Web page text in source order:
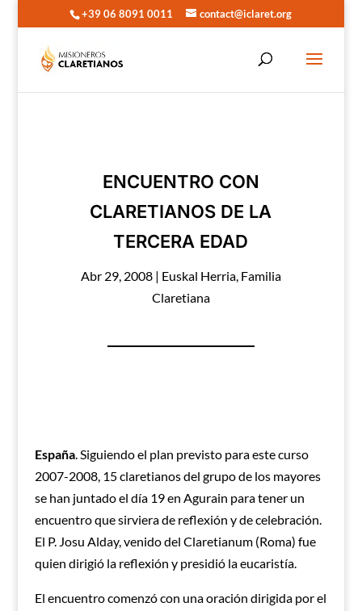
+39 06 8091 0011 contact@iclaret.org
ENCUENTRO CON
CLARETIANOS DE LA
TERCERA EDAD
Abr 29, 2008| Euskal Herria, Familia
Claretiana
España. Siguiendo el plan previsto para este curso
2007-2008, 15 claretianos del grupo de los mayores
se han juntado el día 19 en Agurain para tener un
encuentro que sirviera de reflexión y de celebración.
El P. Josu Alday, venido del Claretianum (Roma) fue
quien dirigió la reflexión y presidió la eucaristía.
El encuentro comenzó con una oración dirigida por el